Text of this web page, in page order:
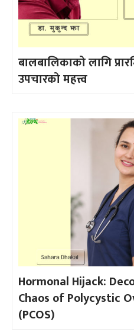
बालबालिकाको लागि
उपचारको महत्त्व
Hormonal Hijack:
Chaos of Polycystic
(PCOS)